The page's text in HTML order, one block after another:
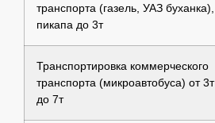
транспорта (газель, УАЗ буханка),
пикапа до 3т
Транспортировка коммерческого
транспорта (микроавтобуса) от 3т
до 7т